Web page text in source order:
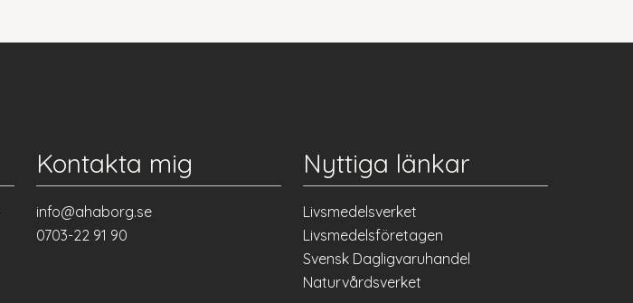
Kontakta mig
info@ahaborg.se
0703-22 91 90
Nyttiga länkar
Livsmedelsverket
Livsmedelsföretagen
Svensk Dagligvaruhandel
Naturvårdsverket